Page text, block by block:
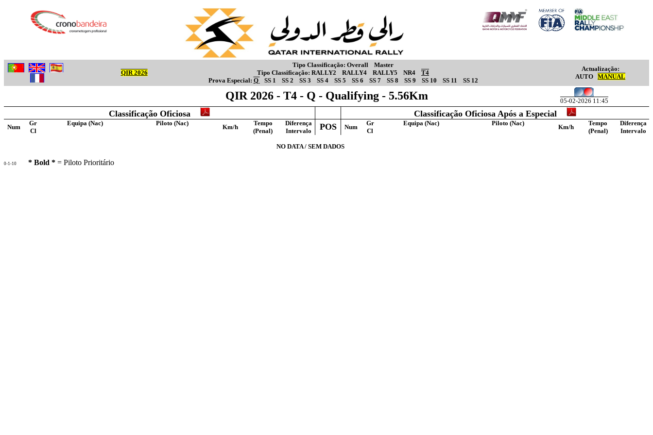
QIR 2026
Tipo Classificação: Overall
Master
Tipo Classificação: RALLY2 RALLY4 RALLY5 NR4
T4
Prova Especial: Q SS 1 SS 2 SS 3 SS 4 SS 5 SS 6 SS 7 SS 8 SS 9 SS 10 SS 11 SS 12
Actualização:
AUTO MANUAL
QIR 2026 - T4 - Q - Qualifying - 5.56Km 05-02-2026 11:45
Classificação Oficiosa Classificação Oficiosa Após a Especial
Num
Gr Equipa (Nac) Piloto (Nac)
Km/h
Tempo Diferença POS Num
Gr Equipa (Nac) Piloto (Nac)
Km/h
Tempo
Diferença
Cl
(Penal) Intervalo Cl (Penal) Intervalo
NO DATA / SEM DADOS
0-1-10 * Bold * = Piloto Prioritário